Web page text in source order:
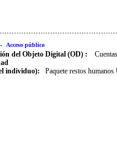
- Acceso público
del Objeto Digital (OD) :
individuo):
Paquete restos